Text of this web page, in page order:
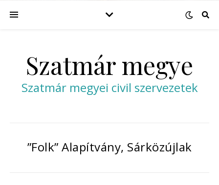
Szatmár megye
Szatmár megyei civil szervezetek
”Folk” Alapítvány, Sárközújlak